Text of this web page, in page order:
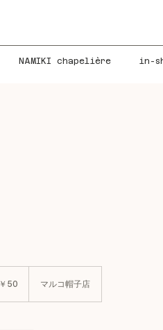
NAMIKI chapelière in-
￥50 マルコ帽子店